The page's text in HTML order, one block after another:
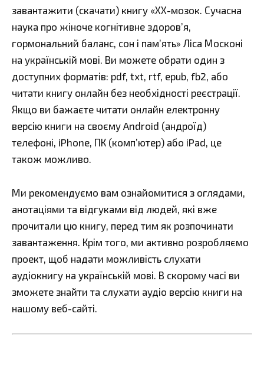
завантажити (скачати) книгу «ХХ-мозок. Сучасна
наука про жіноче когнітивне здоров’я,
гормональний баланс, сон і пам’ять» Ліса Москоні
на українській мові. Ви можете обрати один з
доступних форматів: pdf, txt, rtf, epub, fb2, або
читати книгу онлайн без необхідності реєстрації.
Якщо ви бажаєте читати онлайн електронну
версію книги на своєму Android (андроїд)
телефоні, iPhone, ПК (комп’ютер) або iPad, це
також можливо.
Ми рекомендуємо вам ознайомитися з оглядами,
анотаціями та відгуками від людей, які вже
прочитали цю книгу, перед тим як розпочинати
завантаження. Крім того, ми активно розробляємо
проект, щоб надати можливість слухати
аудіокнигу на українській мові. В скорому часі ви
зможете знайти та слухати аудіо версію книги на
нашому веб-сайті.